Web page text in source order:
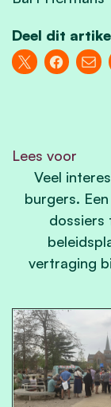
Deel dit
Lees voor
Veel
burgers.
dossiers
vertraging